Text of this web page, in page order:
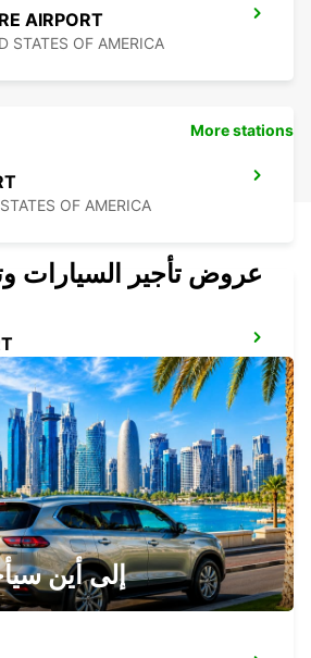
AIRPORT
STATES OF AMERICA
OF AMERICA
OF AMERICA
STATES OF AMERICA
More stations
عروض تأجير السيارات
إلى أين